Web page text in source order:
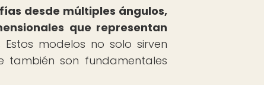
desde múltiples ángulos,
que representan
Estos modelos no solo sirven
también son fundamentales